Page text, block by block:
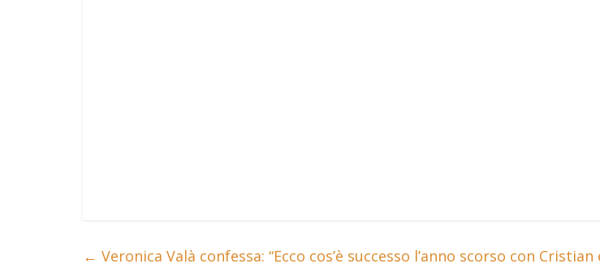
← Veronica Valà confessa: “Ecco cos’è successo l’anno scorso con Cristian